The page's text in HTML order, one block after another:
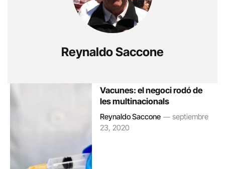
Reynaldo Saccone
Vacunes: el negoci rodó de
les multinacionals
Reynaldo Saccone
septiembre
23, 2020